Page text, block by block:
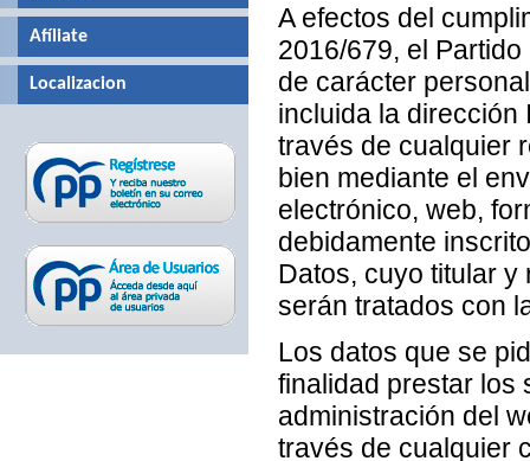
A efectos del
2016/679, el
de carácter
incluida la dirección
través de cualquier
bien mediante el
electrónico, web,
debidamente
Datos, cuyo titular y
serán tratados con
Los datos que se
finalidad prestar los
administración del
través de cualquier
Afíliate
Localizacion